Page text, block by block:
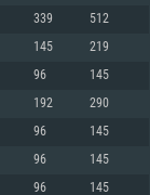
/ NVIDIA GeForce
Nvidia para Mac.
(não mais de 6
com suporte
720p.
339 512
145 219
96 145
192 290
96 145
96 145
96 145